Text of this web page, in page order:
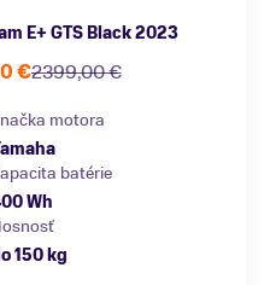
E+ GTS Black 2023
2399,00 €
€
motora
batérie
Wh
150 kg